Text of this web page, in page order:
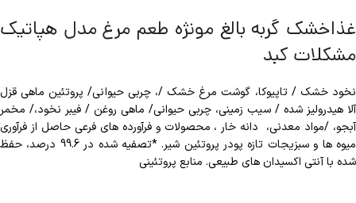
غذاخشک گربه بالغ مونژه طعم مرغ مدل هپاتیک
مشکلات کبد
نخود خشک / تاپیوکا، گوشت مرغ خشک /، چربی حیوانی/ پروتئین ماهی قزل
آلا هیدرولیز شده / سیب زمینی، چربی حیوانی/ ماهی روغن / فیبر نخود،/ مخمر
آبجو، /مواد معدنی، دانه خار ، محصولات و فرآورده های فرعی حاصل از فرآوری
میوه ها و سبزیجات تازه پودر پروتئین شیر. *تصفیه شده در 99.6 درصد، حفظ
شده با آنتی اکسیدان های طبیعی. منابع پروتئینی